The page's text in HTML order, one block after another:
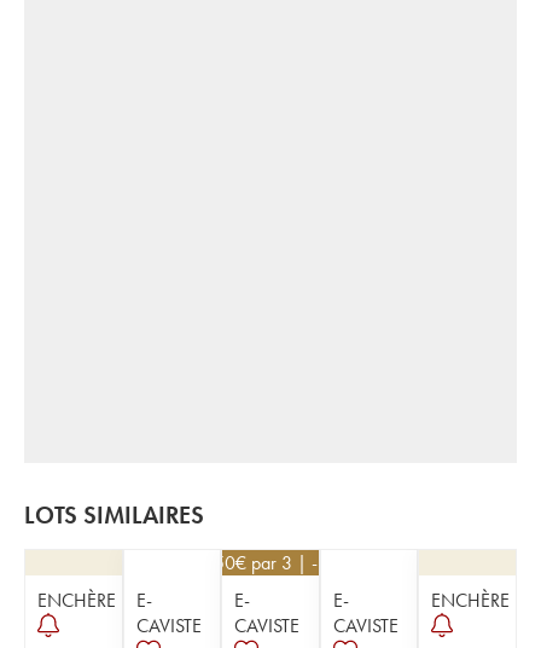
LOTS SIMILAIRES
ENCHÈRE
E-
CAVISTE
67,50€ par 3 | -10%
E-
CAVISTE
E-
CAVISTE
ENCHÈRE